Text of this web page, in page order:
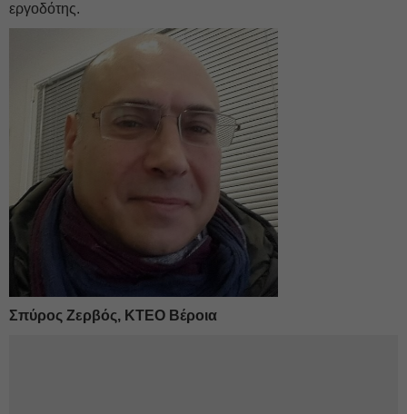
εργοδότης.
Σπύρος Ζερβός, ΚΤΕΟ Βέροια